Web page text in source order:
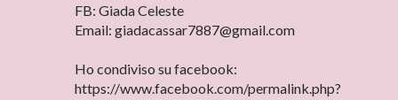
FB: Giada Celeste
Email: giadacassar7887@gmail.com
Ho condiviso su facebook:
https://www.facebook.com/permalink.php?